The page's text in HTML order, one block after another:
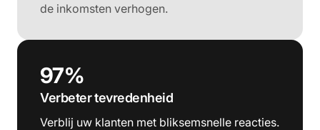
de inkomsten verhogen.
97%
Verbeter tevredenheid
Verblij uw klanten met bliksemsnelle reacties.